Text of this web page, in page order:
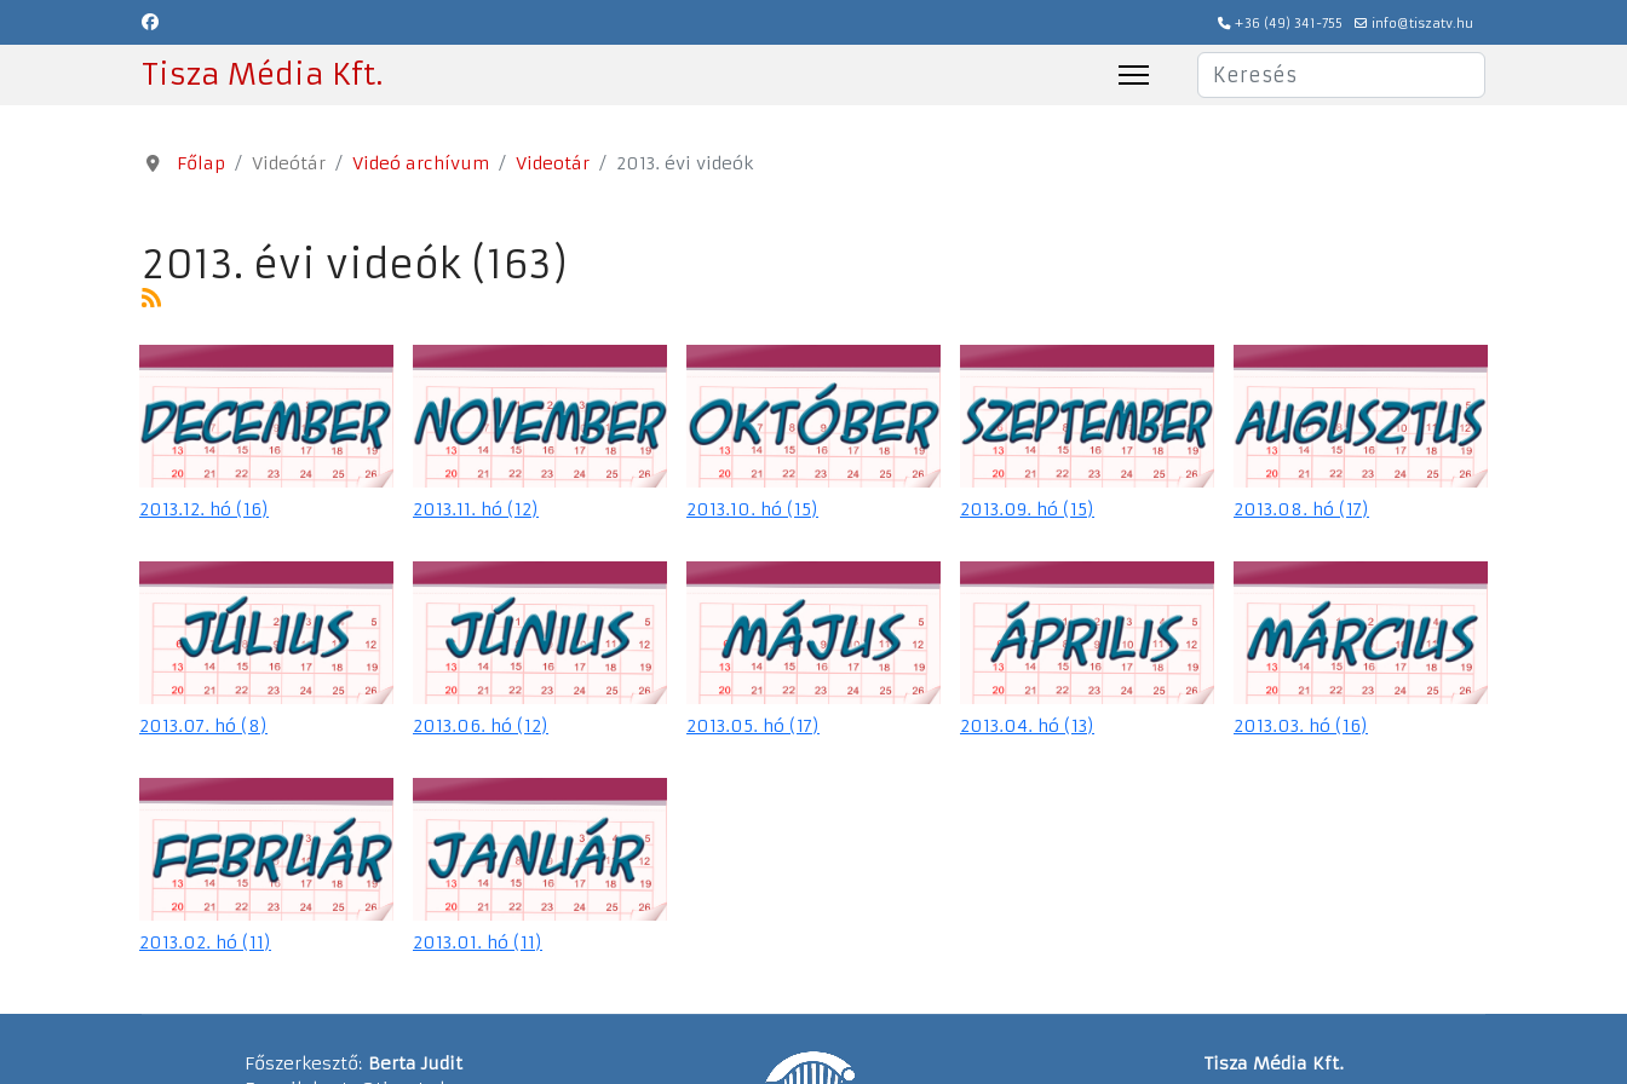
+36 (49) 341-755 info@tiszatv.hu
Tisza Média Kft. Keresés
Főlap Videótár Videó archívum Videotár 2013. évi videók
2013. évi videók (163)
2013.12. hó (16) 2013.11. hó (12) 2013.10. hó (15) 2013.09. hó (15) 2013.08. hó (17)
2013.07. hó (8) 2013.06. hó (12) 2013.05. hó (17) 2013.04. hó (13) 2013.03. hó (16)
2013.02. hó (11) 2013.01. hó (11)
Főszerkesztő: Berta Judit
Tisza Média Kft.